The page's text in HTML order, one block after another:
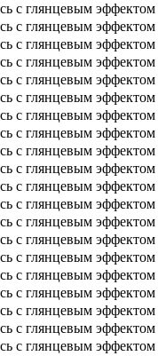
с глянцевым эффектом
с глянцевым эффектом
с глянцевым эффектом
с глянцевым эффектом
с глянцевым эффектом
с глянцевым эффектом
с глянцевым эффектом
с глянцевым эффектом
с глянцевым эффектом
с глянцевым эффектом
с глянцевым эффектом
с глянцевым эффектом
с глянцевым эффектом
с глянцевым эффектом
с глянцевым эффектом
с глянцевым эффектом
с глянцевым эффектом
с глянцевым эффектом
с глянцевым эффектом
с глянцевым эффектом